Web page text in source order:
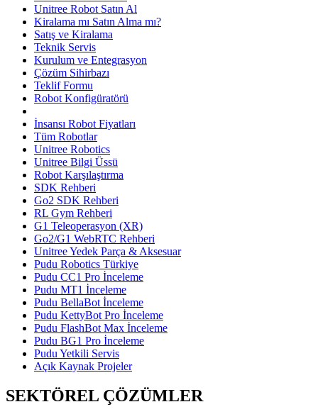
Unitree Robot Satın Al
Kiralama mı Satın Alma mı?
Satış ve Kiralama
Teknik Servis
Kurulum ve Entegrasyon
Çözüm Sihirbazı
Teklif Formu
Robot Konfigüratörü
İnsansı Robot Fiyatları
Tüm Robotlar
Unitree Robotics
Unitree Bilgi Üssü
Robot Karşılaştırma
SDK Rehberi
Go2 SDK Rehberi
RL Gym Rehberi
G1 Teleoperasyon (XR)
Go2/G1 WebRTC Rehberi
Unitree Yedek Parça & Aksesuar
Pudu Robotics Türkiye
Pudu CC1 Pro İnceleme
Pudu MT1 İnceleme
Pudu BellaBot İnceleme
Pudu KettyBot Pro İnceleme
Pudu FlashBot Max İnceleme
Pudu BG1 Pro İnceleme
Pudu Yetkili Servis
Açık Kaynak Projeler
SEKTÖREL ÇÖZÜMLER